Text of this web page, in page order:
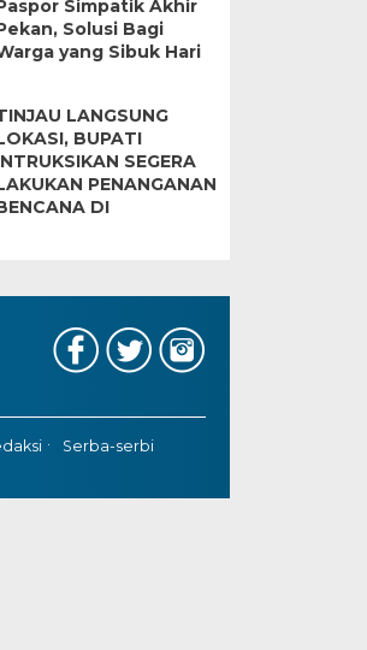
Simpatik Akhir
Solusi Bagi
yang Sibuk Hari
LANGSUNG
BUPATI
SEGERA
PENANGANAN
DI
Serba-serbi